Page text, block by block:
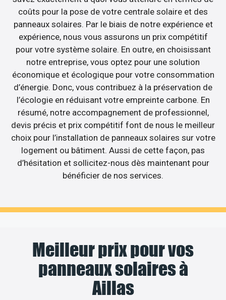
coûts pour la pose de votre centrale solaire et des
panneaux solaires. Par le biais de notre expérience et
expérience, nous vous assurons un prix compétitif
pour votre système solaire. En outre, en choisissant
notre entreprise, vous optez pour une solution
économique et écologique pour votre consommation
d’énergie. Donc, vous contribuez à la préservation de
l’écologie en réduisant votre empreinte carbone. En
résumé, notre accompagnement de professionnel,
devis précis et prix compétitif font de nous le meilleur
choix pour l’installation de panneaux solaires sur votre
logement ou bâtiment. Aussi de cette façon, pas
d’hésitation et sollicitez-nous dès maintenant pour
bénéficier de nos services.
Meilleur prix pour vos
panneaux solaires à
Aillas